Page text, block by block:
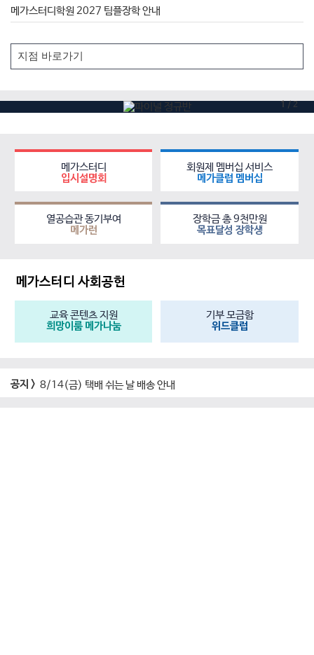
메가스터디학원 2027 팀플장학 안내
1 / 2
메가스터디
입시설명회
회원제 멤버십 서비스
메가클럽 멤버십
열공습관 동기부여
메가런
장학금 총 9천만원
목표달성 장학생
메가스터디 사회공헌
교육 콘텐츠 지원
희망이룸 메가나눔
기부 모금함
위드클럽
공지 > 8/14(금) 택배 쉬는 날 배송 안내